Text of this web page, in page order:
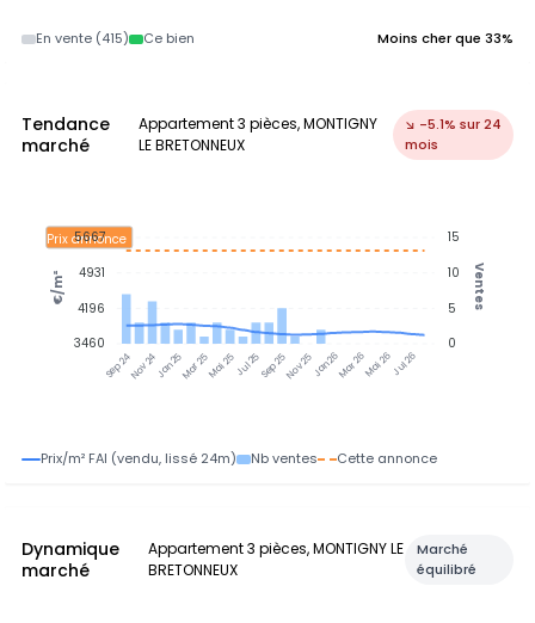
En vente (415) Ce bien Moins cher que 33%
Tendance
marché
Appartement 3 pièces, MONTIGNY
LE BRETONNEUX
↘ -5.1% sur 24
mois
Sep 24Nov 24Jan 25Mar 25Mai 25Jul 25Sep 25Nov 25Jan 26Mar 26Mai 26Jul 26
Prix annonce
15
10
5
0
Ventes
5667
4931
4196
3460
€/m²
Prix/m² FAI (vendu, lissé 24m) Nb ventes Cette annonce
Dynamique
marché
Appartement 3 pièces, MONTIGNY LE
BRETONNEUX
Marché
équilibré